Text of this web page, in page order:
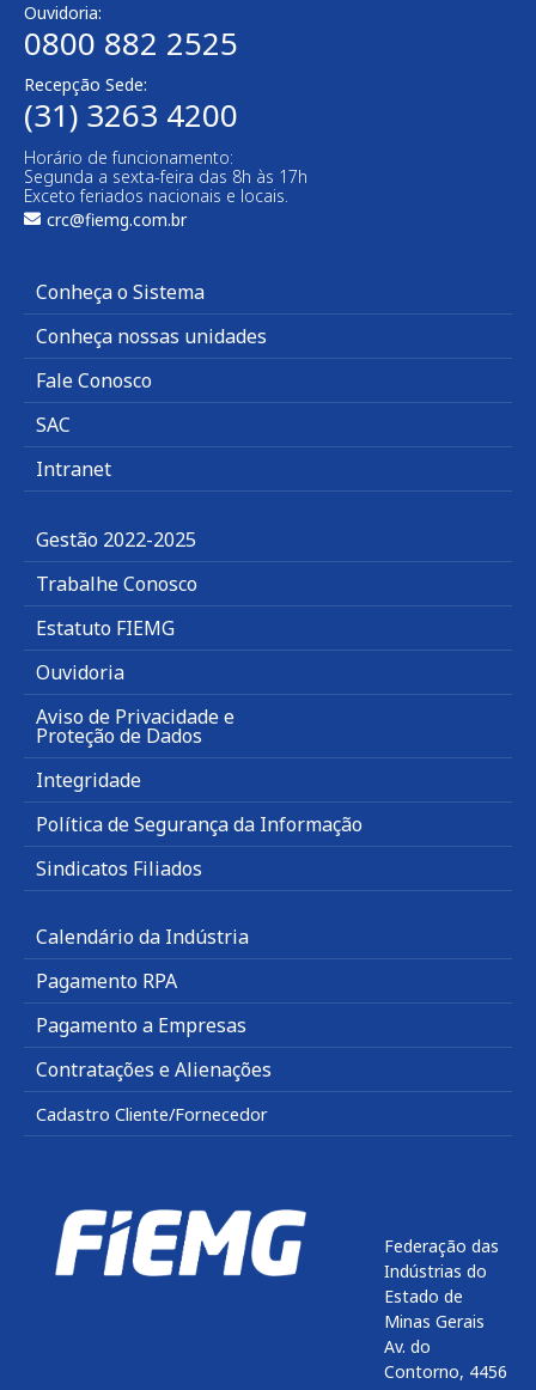
Ouvidoria:
0800 882 2525
Recepção Sede:
(31) 3263 4200
Horário de funcionamento:
Segunda a sexta-feira das 8h às 17h
Exceto feriados nacionais e locais.
crc@fiemg.com.br
Conheça o Sistema
Conheça nossas unidades
Fale Conosco
SAC
Intranet
Gestão 2022-2025
Trabalhe Conosco
Estatuto FIEMG
Ouvidoria
Aviso de Privacidade e
Proteção de Dados
Integridade
Política de Segurança da Informação
Sindicatos Filiados
Calendário da Indústria
Pagamento RPA
Pagamento a Empresas
Contratações e Alienações
Cadastro Cliente/Fornecedor
Federação das
Indústrias do
Estado de
Minas Gerais
Av. do
Contorno, 4456